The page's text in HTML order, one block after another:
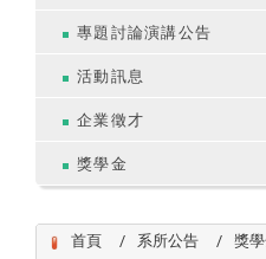
專題討論演講公告
活動訊息
企業徵才
獎學金
首頁 系所公告 獎